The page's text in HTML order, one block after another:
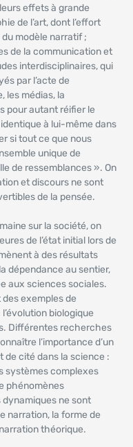
effets à grande
de l’art, dont l’effort
modèle narratif ;
de la communication et
interdisciplinaires, qui
par l’acte de
les médias, la
pour autant réifier le
à lui-même dans
si tout ce que nous
unique de
de ressemblances ». On
et discours ne sont
de la pensée.
sur la société, on
de l’état initial lors de
à des résultats
dépendance au sentier,
aux sciences sociales.
exemples de
biologique
Différentes recherches
l’importance d’un
de cité dans la science :
systèmes complexes
phénomènes
ne sont
narration, la forme de
théorique.